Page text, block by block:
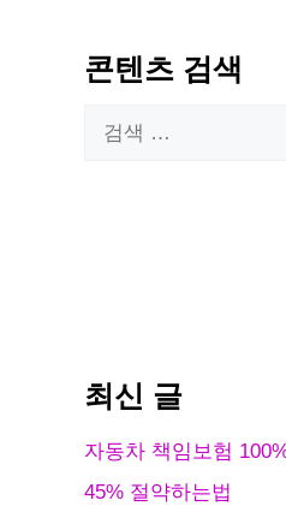
콘텐츠 검색
최신 글
자동차 책임보험
45% 절약하는법